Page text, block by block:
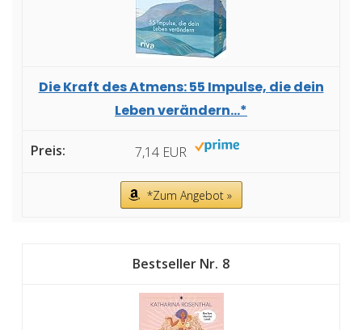
Die Kraft des Atmens: 55 Impulse, die dein
Leben verändern...*
7,14 EUR
*Zum Angebot »
8